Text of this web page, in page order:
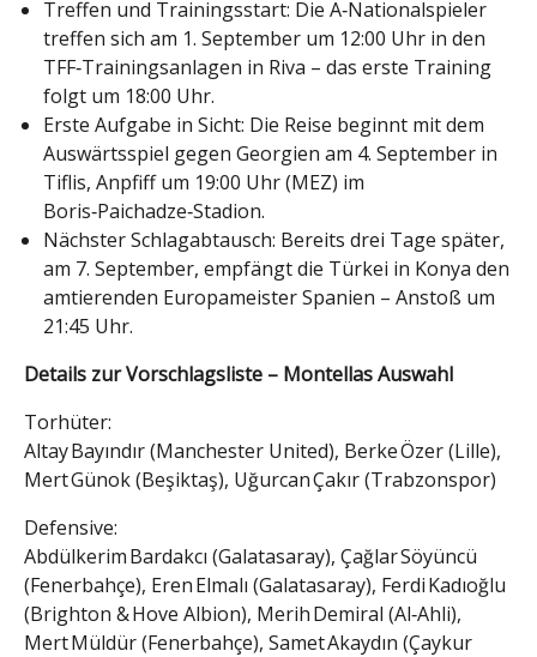
Treffen und Trainingsstart: Die A‑Nationalspieler
treffen sich am 1. September um 12:00 Uhr in den
TFF‑Trainingsanlagen in Riva – das erste Training
folgt um 18:00 Uhr.
Erste Aufgabe in Sicht: Die Reise beginnt mit dem
Auswärtsspiel gegen Georgien am 4. September in
Tiflis, Anpfiff um 19:00 Uhr (MEZ) im
Boris‑Paichadze‑Stadion.
Nächster Schlagabtausch: Bereits drei Tage später,
am 7. September, empfängt die Türkei in Konya den
amtierenden Europameister Spanien – Anstoß um
21:45 Uhr.
Details zur Vorschlagsliste – Montellas Auswahl
Torhüter:
Altay Bayındır (Manchester United), Berke Özer (Lille),
Mert Günok (Beşiktaş), Uğurcan Çakır (Trabzonspor)
Defensive:
Abdülkerim Bardakcı (Galatasaray), Çağlar Söyüncü
(Fenerbahçe), Eren Elmalı (Galatasaray), Ferdi Kadıoğlu
(Brighton & Hove Albion), Merih Demiral (Al‑Ahli),
Mert Müldür (Fenerbahçe), Samet Akaydın (Çaykur